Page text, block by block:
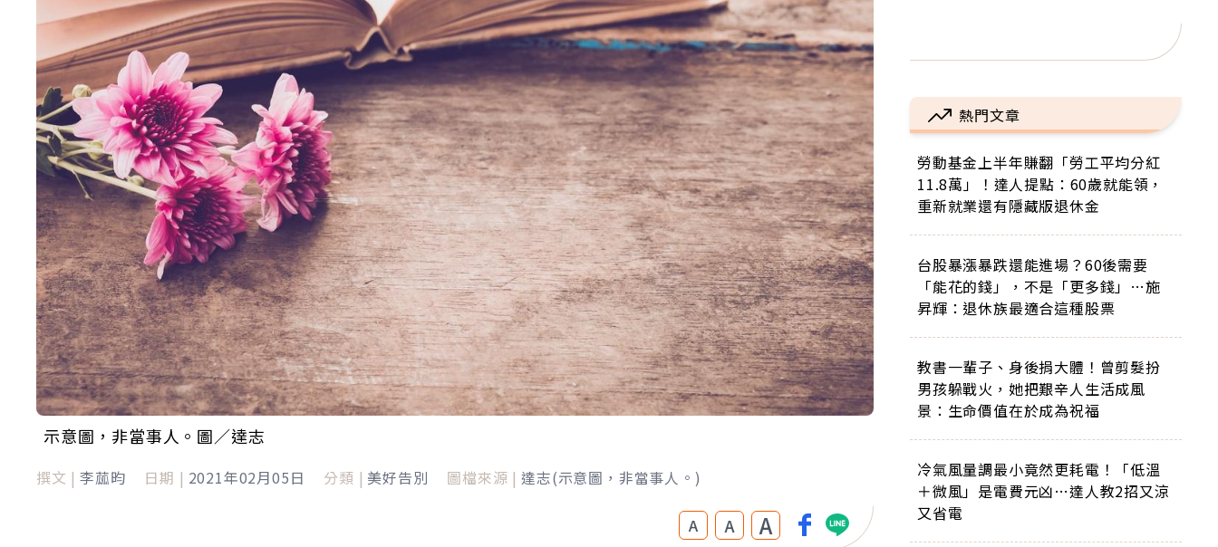
示意圖，非當事人。圖／達志
撰文 | 李蓏昀 日期 | 2021年02月05日 分類 | 美好告別 圖檔來源 | 達志(示意圖，非當事人。)
A A A
熱門文章
勞動基金上半年賺翻「勞工平均分紅
11.8萬」！達人提點：60歲就能領，
重新就業還有隱藏版退休金
台股暴漲暴跌還能進場？60後需要
「能花的錢」，不是「更多錢」…施
昇輝：退休族最適合這種股票
教書一輩子、身後捐大體！曾剪髮扮
男孩躲戰火，她把艱辛人生活成風
景：生命價值在於成為祝福
冷氣風量調最小竟然更耗電！「低溫
＋微風」是電費元凶…達人教2招又涼
又省電